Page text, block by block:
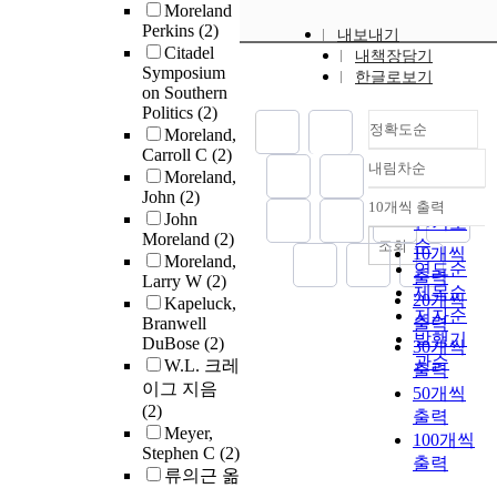
Moreland
Perkins (2)
Citadel
Symposium
on Southern
Politics (2)
Moreland,
Carroll C (2)
Moreland,
John (2)
John
Moreland (2)
Moreland,
Larry W (2)
Kapeluck,
Branwell
DuBose (2)
W.L. 크레
이그 지음
(2)
Meyer,
Stephen C (2)
류의근 옮
내보내기
내책장담기
한글로보기
정확도순
정확도
순
인기도
순
연도순
제목순
저자순
발행기
관순
내림차순
내림차순
10개씩 출력
10개씩
출력
20개씩
출력
30개씩
출력
50개씩
출력
100개씩
출력
조회